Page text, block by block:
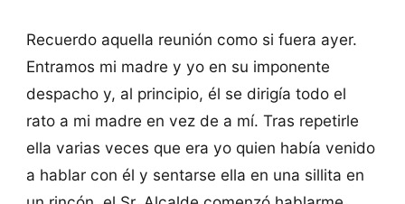
Recuerdo aquella reunión como si fuera ayer.
Entramos mi madre y yo en su imponente
despacho y, al principio, él se dirigía todo el
rato a mi madre en vez de a mí. Tras repetirle
ella varias veces que era yo quien había venido
a hablar con él y sentarse ella en una sillita en